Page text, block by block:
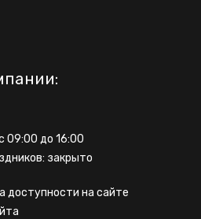
со специалистами.
некудот зикуй, их
09:00 до 16:00
закрыто
доступности на сайте